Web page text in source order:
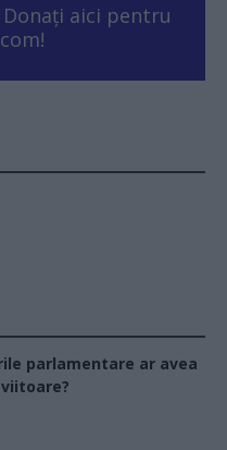
aici pentru
parlamentare ar avea